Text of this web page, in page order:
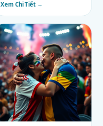
Xem Chi Tiết →